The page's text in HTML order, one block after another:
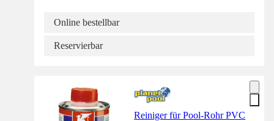
Online bestellbar
Reservierbar
Reiniger für Pool-Rohr PVC